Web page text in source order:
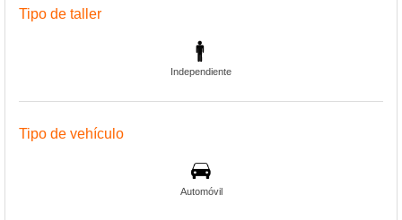
Tipo de taller
Independiente
Tipo de vehículo
Automóvil